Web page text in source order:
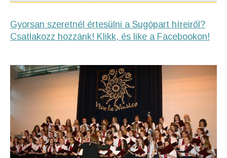
Gyorsan szeretnél értesülni a Sugópart híreiről?
Csatlakozz hozzánk! Klikk, és like a Facebookon!